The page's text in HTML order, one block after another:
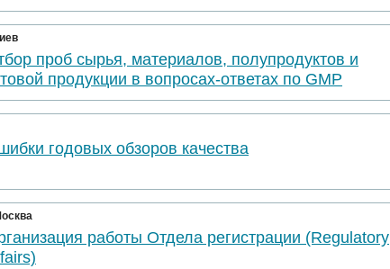
проб сырья, материалов, полупродуктов и
продукции в вопросах-ответах по GMP
годовых обзоров качества
работы Отдела регистрации (Regulatory